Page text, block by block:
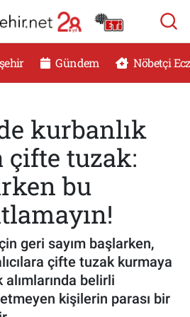
Gündem Nöbetçi
kurbanlık
çifte tuzak:
bu
geri sayım başlarken,
çifte tuzak kurmaya
alımlarında belirli
kişilerin parası bir
Eczaneler
Vakitleri
Haritası
ve Fikstür